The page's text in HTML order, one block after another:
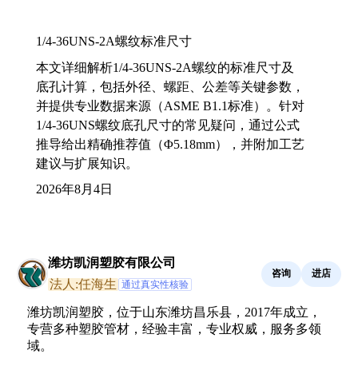
1/4-36UNS-2A螺纹标准尺寸
本文详细解析1/4-36UNS-2A螺纹的标准尺寸及
底孔计算，包括外径、螺距、公差等关键参数，
并提供专业数据来源（ASME B1.1标准）。针对
1/4-36UNS螺纹底孔尺寸的常见疑问，通过公式
推导给出精确推荐值（Φ5.18mm），并附加工艺
建议与扩展知识。
2026年8月4日
潍坊凯润塑胶有限公司
法人:任海生 通过真实性核验
咨询 进店
潍坊凯润塑胶，位于山东潍坊昌乐县，2017年成立，
专营多种塑胶管材，经验丰富，专业权威，服务多领
域。